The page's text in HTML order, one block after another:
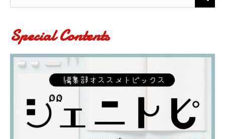
Special Contents